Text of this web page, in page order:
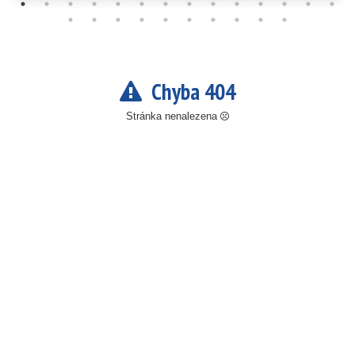
Chyba 404
Stránka nenalezena